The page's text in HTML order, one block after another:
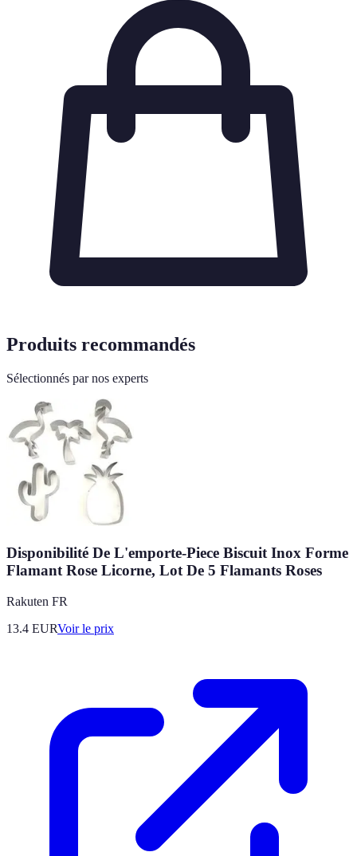
Produits recommandés
Sélectionnés par nos experts
Disponibilité De L'emporte-Piece Biscuit Inox Forme
Flamant Rose Licorne, Lot De 5 Flamants Roses
Rakuten FR
13.4 EURVoir le prix